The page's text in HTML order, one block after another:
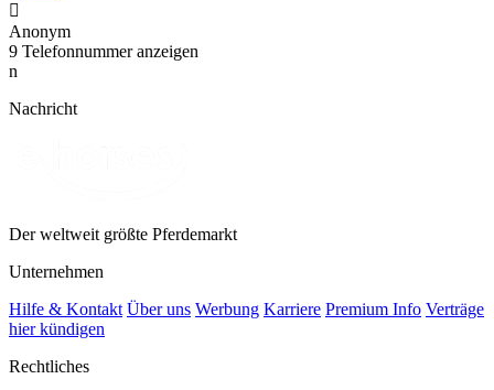

Anonym
9 Telefonnummer anzeigen
n
Nachricht
Der weltweit größte Pferdemarkt
Unternehmen
Hilfe & Kontakt Über uns Werbung Karriere Premium Info Verträge
hier kündigen
Rechtliches